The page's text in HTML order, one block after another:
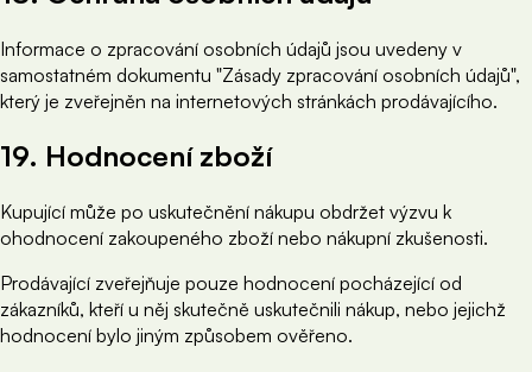
Informace o zpracování osobních údajů jsou uvedeny v
samostatném dokumentu "Zásady zpracování osobních údajů",
který je zveřejněn na internetových stránkách prodávajícího.
19. Hodnocení zboží
Kupující může po uskutečnění nákupu obdržet výzvu k
ohodnocení zakoupeného zboží nebo nákupní zkušenosti.
Prodávající zveřejňuje pouze hodnocení pocházející od
zákazníků, kteří u něj skutečně uskutečnili nákup, nebo jejichž
hodnocení bylo jiným způsobem ověřeno.